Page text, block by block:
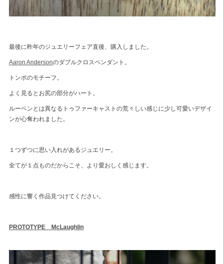
最後に昨年のジュエリーフェア直後、購入しました。
Aaron Andersonのダブルクロスペンダント。
トンボのモチーフ。
よく見るとお尻の部分がハート。
ルーベンとは異なるトゥファーキャストの荒々しい感じに少し可愛いデザイ
ンが心奪われました。
１つずつに思い入れがあるジュエリー。
全てが１点ものだからこそ、より愛おしく感じます。
感性に響く作品見つけてください。
PROTOTYPE McLaughlin